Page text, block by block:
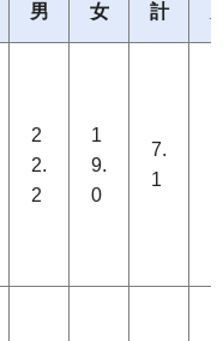
男 女 計
2
2.
2
1
9.
0
7.
1